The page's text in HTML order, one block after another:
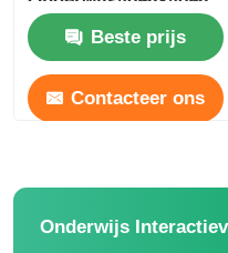
Aanraking
Beste prijs
Contacteer ons
Onderwijs